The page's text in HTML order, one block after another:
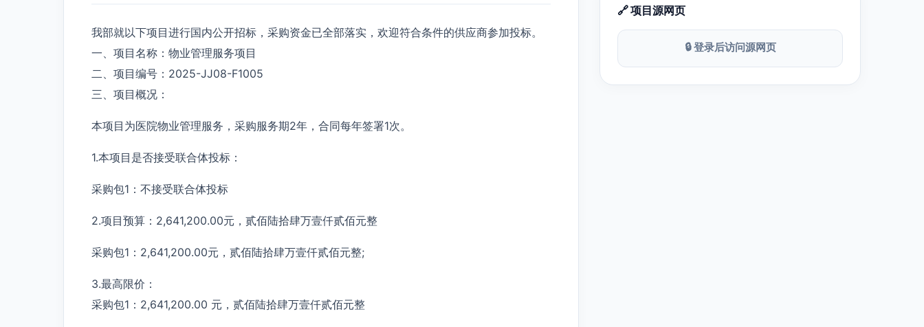
我部就以下项目进行国内公开招标，采购资金已全部落实，欢迎符合条件的供应商参加投标。
一、项目名称：物业管理服务项目
二、项目编号：2025-JJ08-F1005
三、项目概况：
本项目为医院物业管理服务，采购服务期2年，合同每年签署1次。
1.本项目是否接受联合体投标：
采购包1：不接受联合体投标
2.项目预算：2,641,200.00元，贰佰陆拾肆万壹仟贰佰元整
采购包1：2,641,200.00元，贰佰陆拾肆万壹仟贰佰元整;
3.最高限价：
采购包1：2,641,200.00 元，贰佰陆拾肆万壹仟贰佰元整
🔗 项目源网页
🔒 登录后访问源网页